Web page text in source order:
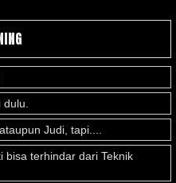
Judi, tapi....
bisa terhindar dari Teknik